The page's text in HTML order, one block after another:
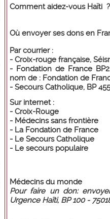
Comment aidez-vous Haïti ?
Où envoyer ses dons en
Par courrier :
- Croix-rouge française,
- Fondation de France
nom de : Fondation de
- Secours Catholique, BP
Sur internet :
- Croix-Rouge
- Médecins sans frontière
- La Fondation de France
- Le Secours Catholique
- Le secours populaire
Médecins du monde
Pour faire un don:
Urgence Haïti, BP 100 -